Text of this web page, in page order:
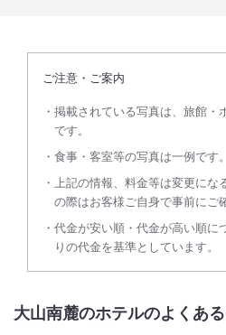
ご注意・ご案内
掲載されている写真は、旅館・
です。
食事・客室等の写真は一例です。
上記の情報、料金等は変更に
の際はお客様ご自身で事前にご
代金が安い順・代金が高い順に
りの代金を基準としています。
大山南麓のホテルのよくあ